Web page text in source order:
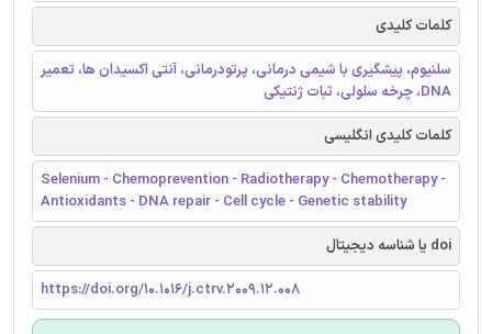
کلمات کلیدی
سلنیوم، پیشگیری با شیمی درمانی، پرتودرمانی، آنتی اکسیدان ها، تعمیر
DNA، چرخه سلولی، ثبات ژنتیکی
کلمات کلیدی انگلیسی
Selenium - Chemoprevention - Radiotherapy - Chemotherapy -
Antioxidants - DNA repair - Cell cycle - Genetic stability
doi یا شناسه دیجیتال
https://doi.org/10.1016/j.ctrv.2009.12.008